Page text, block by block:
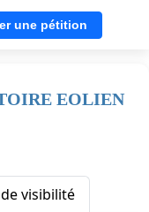
une pétition
EOLIEN
visibilité